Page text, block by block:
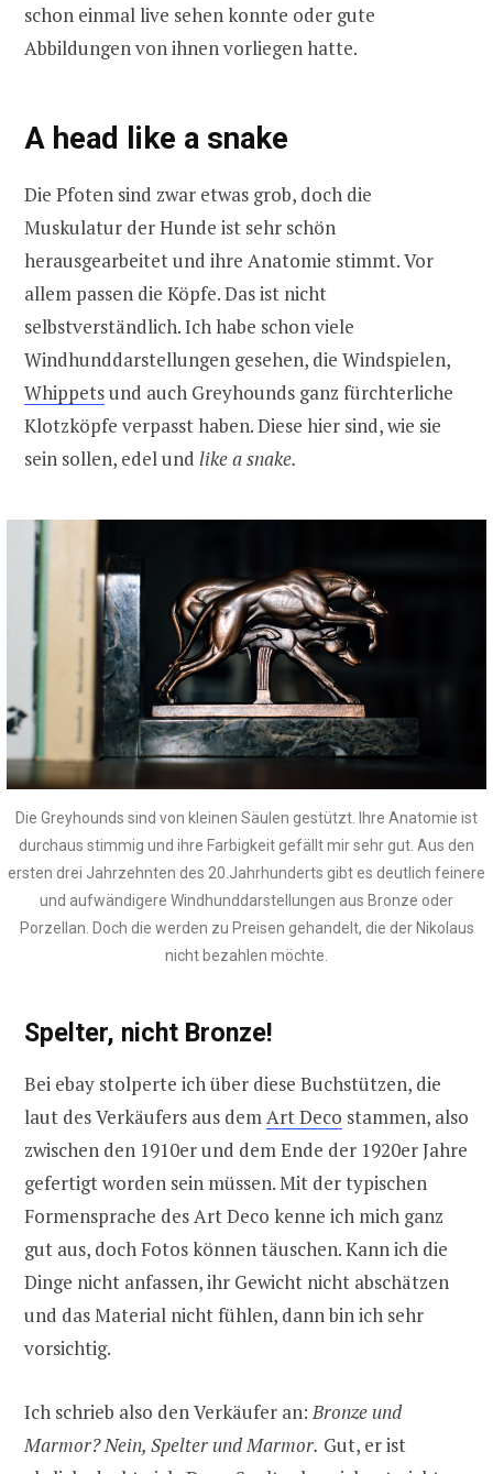
schon einmal live sehen konnte oder gute
Abbildungen von ihnen vorliegen hatte.
A head like a snake
Die Pfoten sind zwar etwas grob, doch die
Muskulatur der Hunde ist sehr schön
herausgearbeitet und ihre Anatomie stimmt. Vor
allem passen die Köpfe. Das ist nicht
selbstverständlich. Ich habe schon viele
Windhunddarstellungen gesehen, die Windspielen,
Whippetsund auch Greyhounds ganz fürchterliche
Klotzköpfe verpasst haben. Diese hier sind, wie sie
sein sollen, edel und like a snake.
Die Greyhounds sind von kleinen Säulen gestützt. Ihre Anatomie ist
durchaus stimmig und ihre Farbigkeit gefällt mir sehr gut. Aus den
ersten drei Jahrzehnten des 20.Jahrhunderts gibt es deutlich feinere
und aufwändigere Windhunddarstellungen aus Bronze oder
Porzellan. Doch die werden zu Preisen gehandelt, die der Nikolaus
nicht bezahlen möchte.
Spelter, nicht Bronze!
Bei ebay stolperte ich über diese Buchstützen, die
laut des Verkäufers aus demArt Deco stammen, also
zwischen den 1910er und dem Ende der 1920er Jahre
gefertigt worden sein müssen. Mit der typischen
Formensprache des Art Deco kenne ich mich ganz
gut aus, doch Fotos können täuschen. Kann ich die
Dinge nicht anfassen, ihr Gewicht nicht abschätzen
und das Material nicht fühlen, dann bin ich sehr
vorsichtig.
Ich schrieb also den Verkäufer an:Bronze und
Marmor?Nein, Spelter und Marmor. Gut, er ist